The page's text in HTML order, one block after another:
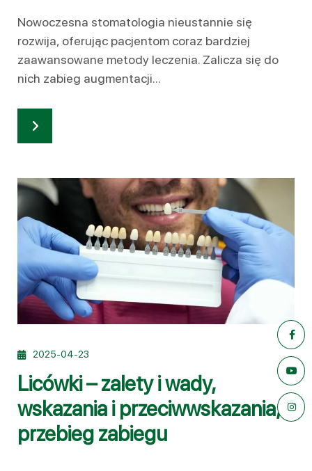
Nowoczesna stomatologia nieustannie się
rozwija, oferując pacjentom coraz bardziej
zaawansowane metody leczenia. Zalicza się do
nich zabieg augmentacji...
2025-04-23
Licówki – zalety i wady,
wskazania i przeciwwskazania,
przebieg zabiegu